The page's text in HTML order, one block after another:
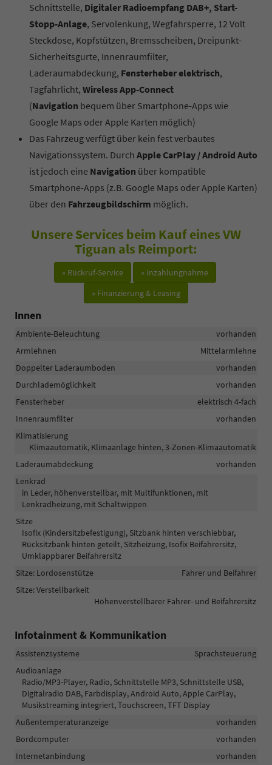
Schnittstelle, Digitaler Radioempfang DAB+, Start-
Stopp-Anlage, Servolenkung, Wegfahrsperre, 12 Volt
Steckdose, Kopfstützen, Bremsscheiben, Dreipunkt-
Sicherheitsgurte, Innenraumfilter,
Laderaumabdeckung, Fensterheber elektrisch,
Tagfahrlicht, Wireless App-Connect
(Navigation bequem über Smartphone-Apps wie
Google Maps oder Apple Karten möglich)
Das Fahrzeug verfügt über kein fest verbautes
Navigationssystem. Durch Apple CarPlay / Android Auto
ist jedoch eine Navigation über kompatible
Smartphone-Apps (z.B. Google Maps oder Apple Karten)
über den Fahrzeugbildschirm möglich.
Unsere Services beim Kauf eines VW
Tiguan als Reimport:
» Rückruf-Service
» Inzahlungnahme
» Finanzierung & Leasing
Innen
Ambiente-Beleuchtung
vorhanden
Armlehnen
Mittelarmlehne
Doppelter Laderaumboden
vorhanden
Durchlademöglichkeit
vorhanden
Fensterheber
elektrisch 4-fach
Innenraumfilter
vorhanden
Klimatisierung
Klimaautomatik, Klimaanlage hinten, 3-Zonen-Klimaautomatik
Laderaumabdeckung
vorhanden
Lenkrad
in Leder, höhenverstellbar, mit Multifunktionen, mit
Lenkradheizung, mit Schaltwippen
Sitze
Isofix (Kindersitzbefestigung), Sitzbank hinten verschiebbar,
Rücksitzbank hinten geteilt, Sitzheizung, Isofix Beifahrersitz,
Umklappbarer Beifahrersitz
Sitze: Lordosenstütze
Fahrer und Beifahrer
Sitze: Verstellbarkeit
Höhenverstellbarer Fahrer- und Beifahrersitz
Infotainment & Kommunikation
Assistenzsysteme
Sprachsteuerung
Audioanlage
Radio/MP3-Player, Radio, Schnittstelle MP3, Schnittstelle USB,
Digitalradio DAB, Farbdisplay, Android Auto, Apple CarPlay,
Musikstreaming integriert, Touchscreen, TFT Display
Außentemperaturanzeige
vorhanden
Bordcomputer
vorhanden
Internetanbindung
vorhanden